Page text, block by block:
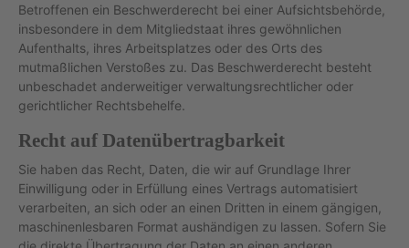
Betroffenen ein Beschwerderecht bei einer Aufsichtsbehörde,
insbesondere in dem Mitgliedstaat ihres gewöhnlichen
Aufenthalts, ihres Arbeitsplatzes oder des Orts des
mutmaßlichen Verstoßes zu. Das Beschwerderecht besteht
unbeschadet anderweitiger verwaltungsrechtlicher oder
gerichtlicher Rechtsbehelfe.
Recht auf Datenübertragbarkeit
Sie haben das Recht, Daten, die wir auf Grundlage Ihrer
Einwilligung oder in Erfüllung eines Vertrags automatisiert
verarbeiten, an sich oder an einen Dritten in einem gängigen,
maschinenlesbaren Format aushändigen zu lassen. Sofern Sie